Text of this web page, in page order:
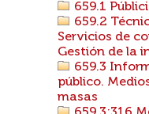
659.1
659.2
Servicios de
Gestión de la
659.3
público.
masas